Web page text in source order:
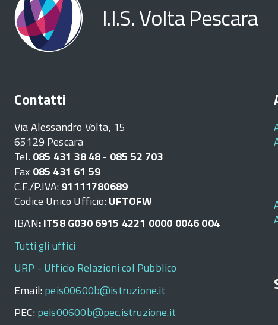
I.I.S. Volta Pescara
Contatti
Via Alessandro Volta, 15
65129 Pescara
Tel. 085 431 38 48 - 085 52 703
Fax 085 431 61 59
C.F./P.IVA: 91111780689
Codice Unico Ufficio: UFTOFW
IBAN: IT58 G030 6915 4221 0000 0046 004
Tutti gli uffici
URP - Ufficio Relazioni col Pubblico
Email: peis00600b@istruzione.it
PEC: peis00600b@pec.istruzione.it